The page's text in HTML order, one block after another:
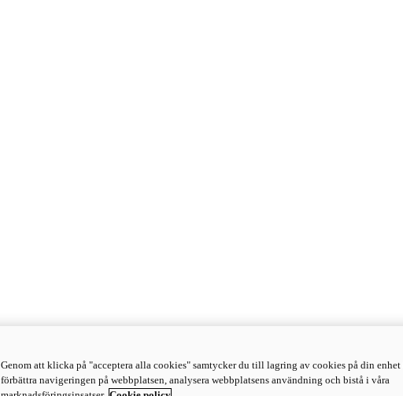
Genom att klicka på "acceptera alla cookies" samtycker du till lagring av cookies på din enhet
förbättra navigeringen på webbplatsen, analysera webbplatsens användning och bistå i våra